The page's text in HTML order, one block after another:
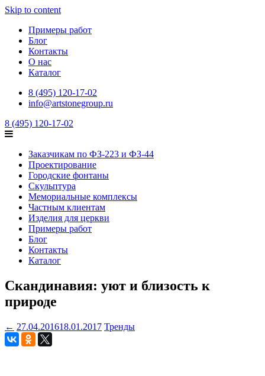
Skip to content
Примеры работ
Блог
Контакты
О нас
Каталог
8 (495) 120-17-02
info@artstonegroup.ru
8 (495) 120-17-02
Заказчикам по ФЗ-223 и ФЗ-44
Проектирование
Городские фонтаны
Скульптура
Мемориальные комплексы
Частным клиентам
Изделия для церкви
Примеры работ
Блог
Контакты
Каталог
Скандинавия: уют и близость к
природе
← 27.04.201618.01.2017 Тренды